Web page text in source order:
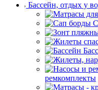
Бассейн, отдых у
ремкомплекты